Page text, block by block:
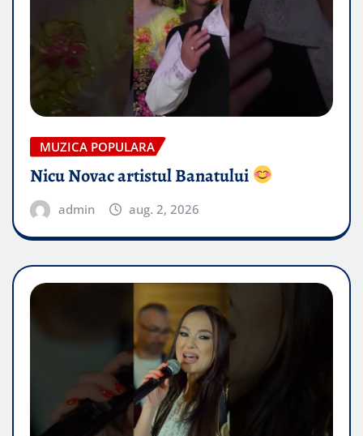
MUZICA POPULARA
Nicu Novac artistul Banatului
admin aug. 2, 2026